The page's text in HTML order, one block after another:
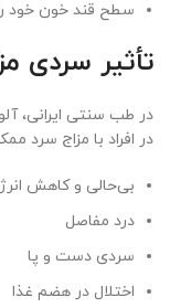
سطح قند خون خود
تأثیر سردی
در طب سنتی ایرانی،
در افراد با مزاج سرد
بی‌حالی و کاهش
درد مفاصل
سردی دست و پا
اختلال در هضم غذا